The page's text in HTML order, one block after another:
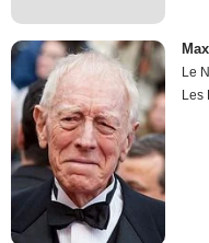
Le
Les